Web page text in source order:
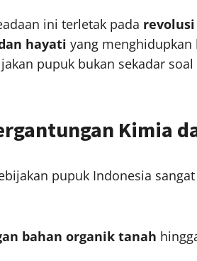
ini terletak pada
hayati yang
pupuk bukan sekadar
Kimia
pupuk Indonesia
bahan organik tanah